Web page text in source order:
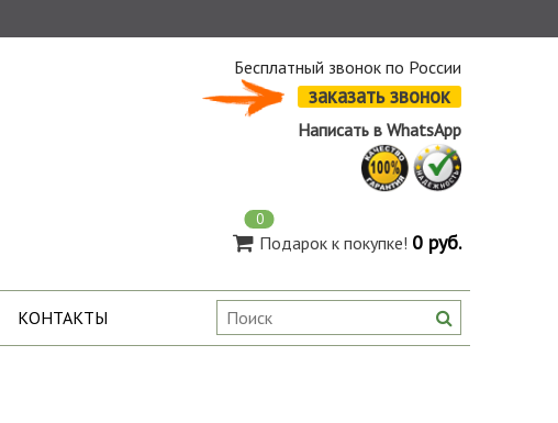
Бесплатный звонок по России
заказать звонок
Написать в WhatsApp
0
Подарок к покупке! 0 руб.
КОНТАКТЫ